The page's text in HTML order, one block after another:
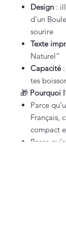
Design :
d’un
sourire
Texte
Naturel”
Capacité:
tes
🎁 Pourquoi
Parce
Français,
compact
Parce